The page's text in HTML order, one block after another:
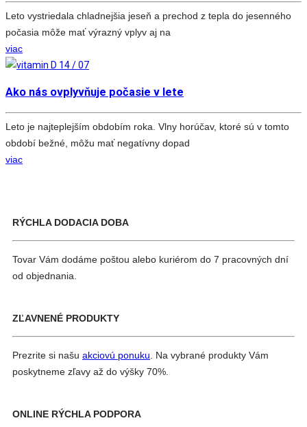
Leto vystriedala chladnejšia jeseň a prechod z tepla do jesenného
počasia môže mať výrazný vplyv aj na
viac
14 / 07
Ako nás ovplyvňuje počasie v lete
Leto je najteplejším obdobím roka. Vlny horúčav, ktoré sú v tomto
období bežné, môžu mať negatívny dopad
viac
RÝCHLA DODACIA DOBA
Tovar Vám dodáme poštou alebo kuriérom do 7 pracovných dní
od objednania.
ZĽAVNENÉ PRODUKTY
Prezrite si našu akciovú ponuku . Na vybrané produkty Vám
poskytneme zľavy až do výšky 70%.
ONLINE RÝCHLA PODPORA